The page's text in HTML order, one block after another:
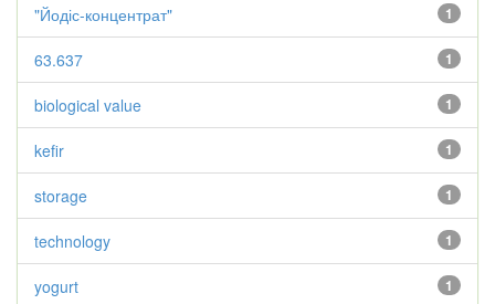
1
"Йодіс-концентрат"
1
63.637
1
biological value
1
kefir
1
storage
1
technology
1
yogurt